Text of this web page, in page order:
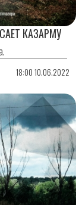
КАЗАРМУ
18:00 10.06.2022